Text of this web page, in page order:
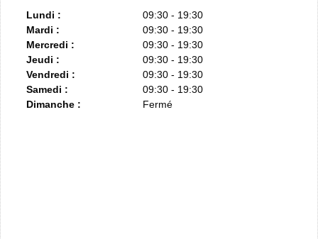
Lundi :
09:30 - 19:30
Mardi :
09:30 - 19:30
Mercredi :
09:30 - 19:30
Jeudi :
09:30 - 19:30
Vendredi :
09:30 - 19:30
Samedi :
09:30 - 19:30
Dimanche :
Fermé